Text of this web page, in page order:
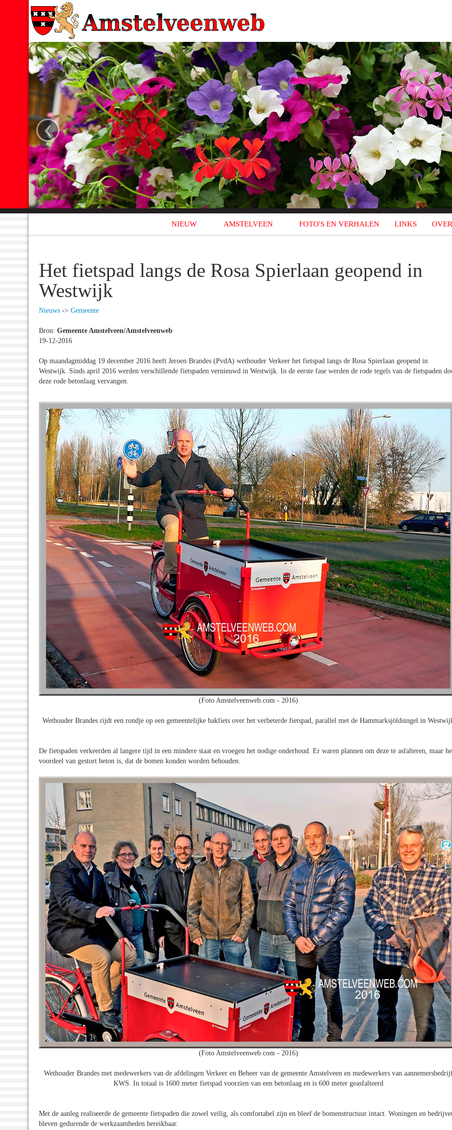
‹
NIEUW AMSTELVEEN FOTO'S EN VERHALEN LINKS
Het fietspad langs de Rosa Spierlaan geopend in
Westwijk
Nieuws -> Gemeente
Bron: Gemeente Amstelveen/Amstelveenweb
19-12-2016
Op maandagmiddag 19 december 2016 heeft Jeroen Brandes (PvdA) wethouder Verkeer het fietspad langs de Rosa Spierlaan geopend in
Westwijk. Sinds april 2016 werden verschillende fietspaden vernieuwd in Westwijk. In de eerste fase werden de rode tegels van de fietspaden
deze rode betonlaag vervangen.
(Foto Amstelveenweb.com - 2016)
Wethouder Brandes rijdt een rondje op een gemeentelijke bakfiets over het verbeterde fietspad, parallel met de Hammarksjöldsingel in
De fietspaden verkeerden al langere tijd in een mindere staat en vroegen het nodige onderhoud. Er waren plannen om deze te asfalteren, maar
voordeel van gestort beton is, dat de bomen konden worden behouden.
(Foto Amstelveenweb.com - 2016)
Wethouder Brandes met medewerkers van de afdelingen Verkeer en Beheer van de gemeente Amstelveen en medewerkers van
KWS. In totaal is 1600 meter fietspad voorzien van een betonlaag en is 600 meter geasfalteerd
Met de aanleg realiseerde de gemeente fietspaden die zowel veilig, als comfortabel zijn en bleef de bomenstructuur intact. Woningen en
bleven gedurende de werkzaamheden bereikbaar.